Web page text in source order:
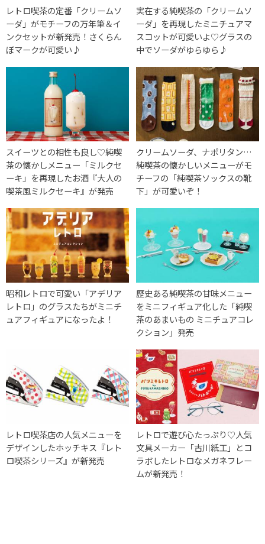
レトロ喫茶の定番「クリームソ
ーダ」がモチーフの万年筆＆イ
ンクセットが新発売！さくらん
ぼマークが可愛い♪
実在する純喫茶の「クリームソ
ーダ」を再現したミニチュアマ
スコットが可愛いよ♡グラスの
中でソーダがゆらゆら♪
スイーツとの相性も良し♡純喫
茶の懐かしメニュー「ミルクセ
ーキ」を再現したお酒『大人の
喫茶風ミルクセーキ』が発売
クリームソーダ、ナポリタン…
純喫茶の懐かしいメニューがモ
チーフの「純喫茶ソックスの靴
下」が可愛いぞ！
昭和レトロで可愛い「アデリア
レトロ」のグラスたちがミニチ
ュアフィギュアになったよ！
歴史ある純喫茶の甘味メニュー
をミニフィギュア化した「純喫
茶のあまいもの ミニチュアコレ
クション」発売
レトロ喫茶店の人気メニューを
デザインしたホッチキス『レト
ロ喫茶シリーズ』が新発売
レトロで遊び心たっぷり♡人気
文具メーカー「古川紙工」とコ
ラボしたレトロなメガネフレー
ムが新発売！